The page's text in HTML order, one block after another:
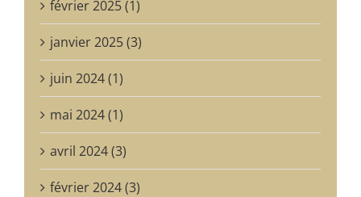
février 2025 (1)
janvier 2025 (3)
juin 2024 (1)
mai 2024 (1)
avril 2024 (3)
février 2024 (3)